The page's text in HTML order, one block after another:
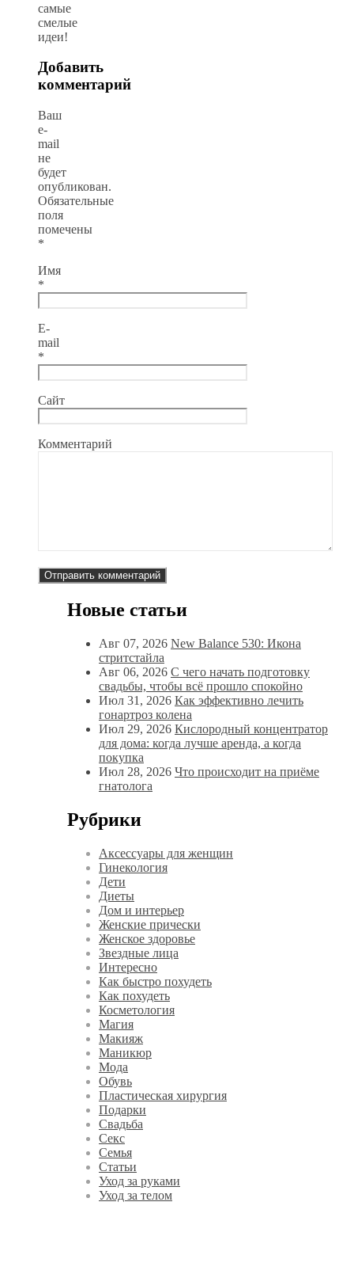
самые
смелые
идеи!
Добавить
комментарий
Ваш
e-
mail
не
будет
опубликован.
Обязательные
поля
помечены
*
Имя
*
E-
mail
*
Сайт
Комментарий
Новые статьи
Авг 07, 2026 New Balance 530: Икона
стритстайла
Авг 06, 2026 С чего начать подготовку
свадьбы, чтобы всё прошло спокойно
Июл 31, 2026 Как эффективно лечить
гонартроз колена
Июл 29, 2026 Кислородный концентратор
для дома: когда лучше аренда, а когда
покупка
Июл 28, 2026 Что происходит на приёме
гнатолога
Рубрики
Аксессуары для женщин
Гинекология
Дети
Диеты
Дом и интерьер
Женские прически
Женское здоровье
Звездные лица
Интересно
Как быстро похудеть
Как похудеть
Косметология
Магия
Макияж
Маникюр
Мода
Обувь
Пластическая хирургия
Подарки
Свадьба
Секс
Семья
Статьи
Уход за руками
Уход за телом